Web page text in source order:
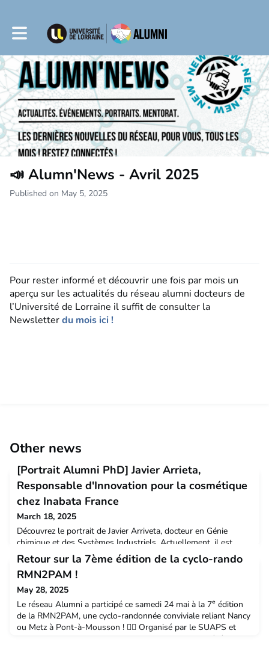
Toggle main navigation
📣 Alumn'News - Avril 2025
Published on May 5, 2025
Pour rester informé et découvrir une fois par mois un
aperçu sur les actualités du réseau alumni docteurs de
l’Université de Lorraine il suffit de consulter la
Newsletterdu mois ici !
Other news
[Portrait Alumni PhD] Javier Arrieta,
Responsable d'Innovation pour la cosmétique
chez Inabata France
March 18, 2025
Découvrez le portrait de Javier Arriveta, docteur en Génie
chimique et des Systèmes Industriels. Actuellement, il est
responsable d'innovation pour la cosmétique chez Inabata
France. Originaire de Colombie, Javier a enrichi son expérience
académique en Europe, notamment en Allemagne et en France,
avant de faire son entrée dans le secteur privé. Dans cet article,
Javier répond à nos questions sur s
Retour sur la 7ème édition de la cyclo-rando
RMN2PAM !
May 28, 2025
Le réseau Alumni a participé ce samedi 24 mai à la 7ᵉ édition
de la RMN2PAM, une cyclo-randonnée conviviale reliant Nancy
ou Metz à Pont-à-Mousson ! 🚴‍♀️ Organisé par le SUAPS et
Direction de la Vie Universitaire et de la Culture, cet événement